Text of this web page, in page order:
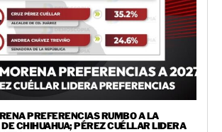
PREFERENCIAS RUMBO A LA
CHIHUAHUA; PÉREZ CUÉLLAR LIDERA